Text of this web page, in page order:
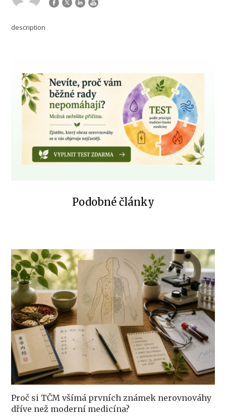
description
Podobné články
Proč si TČM všímá prvních známek nerovnováhy
dříve než moderní medicína?